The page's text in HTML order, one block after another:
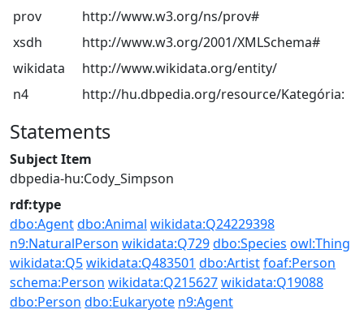
prov
http://www.w3.org/ns/prov#
xsdh
http://www.w3.org/2001/XMLSchema#
wikidata
http://www.wikidata.org/entity/
n4
http://hu.dbpedia.org/resource/Kategória:
Statements
Subject Item
dbpedia-hu:Cody_Simpson
rdf:type
dbo:Agentdbo:Animal wikidata:Q24229398
n9:NaturalPerson wikidata:Q729dbo:Species owl:Thing
wikidata:Q5wikidata:Q483501 dbo:Artistfoaf:Person
schema:Person wikidata:Q215627wikidata:Q19088
dbo:Person dbo:Eukaryote n9:Agent